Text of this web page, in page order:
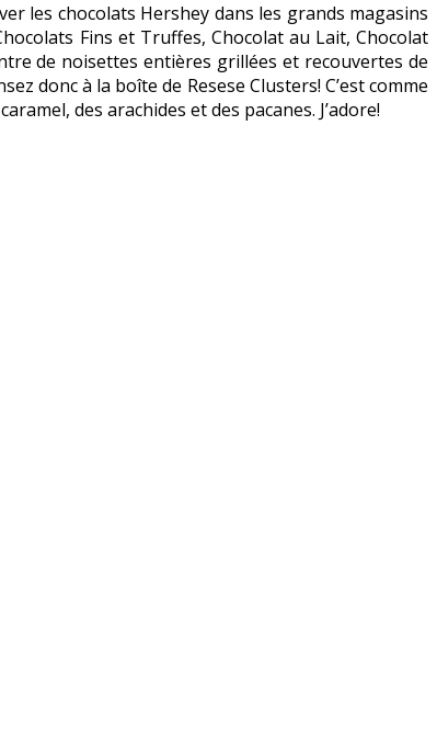
les chocolats Hershey dans les grands magasins
Fins et Truffes, Chocolat au Lait, Chocolat
de noisettes entières grillées et recouvertes de
donc à la boîte de Resese Clusters! C’est comme
des arachides et des pacanes. J’adore!